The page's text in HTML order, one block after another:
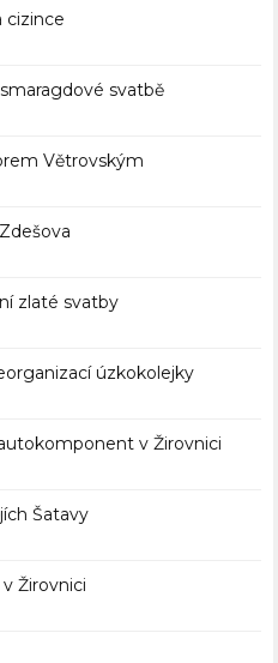
cizince
svatbě
Větrovským
zlaté svatby
úzkokolejky
v Žirovnici
Šatavy
Žirovnici